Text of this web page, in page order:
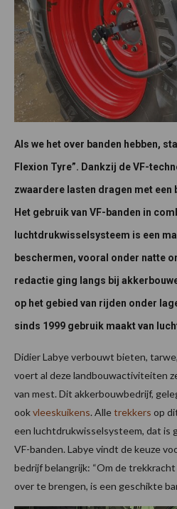
Als we het over banden hebben,
Flexion Tyre”. Dankzij de VF-
zwaardere lasten dragen met een
Het gebruik van VF-banden in
luchtdrukwisselsysteem is een
beschermen, vooral onder natte
redactie ging langs bij
op het gebied van rijden onder
sinds 1999 gebruik maakt van
Didier Labye verbouwt bieten,
voert al deze landbouwactiviteiten
van mest. Dit akkerbouwbedrijf,
ookvleeskuikens. Alletrekkers op
een luchtdrukwisselsysteem, dat is
VF-banden. Labye vindt de keuze
bedrijf belangrijk: “Om de
over te brengen, is een geschikte